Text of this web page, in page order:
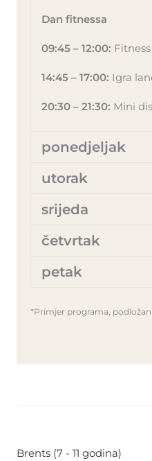
Dan fitnessa
09:45 – 12:00:
14:45 – 17:00: Igra
20:30 – 21:30: Mini
ponedjeljak
utorak
srijeda
četvrtak
petak
*Primjer programa,
Brents (7 - 11 godina)